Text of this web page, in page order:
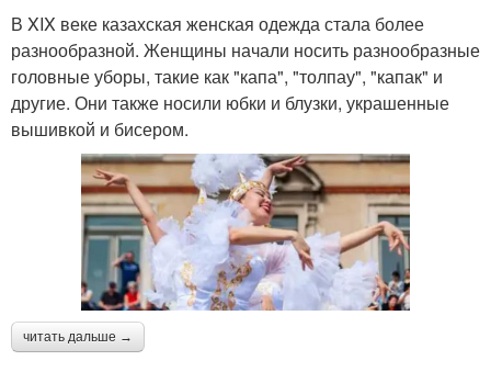
В XIX веке казахская женская одежда стала более
разнообразной. Женщины начали носить разнообразные
головные уборы, такие как "капа", "толпау", "капак" и
другие. Они также носили юбки и блузки, украшенные
вышивкой и бисером.
читать дальше →